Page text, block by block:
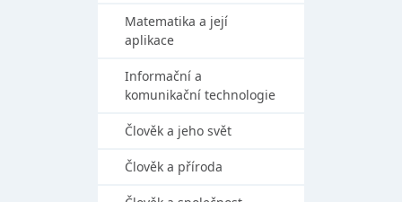
Matematika a její
aplikace
Informační a
komunikační technologie
Člověk a jeho svět
Člověk a příroda